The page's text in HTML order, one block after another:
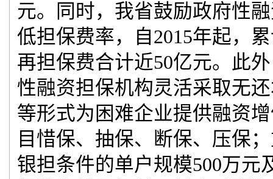
元。同时，我省鼓励政府性
低担保费率，自2015年起，
再担保费合计近50亿元。此
性融资担保机构灵活采取无
等形式为困难企业提供融资
目惜保、抽保、断保、压保
银担条件的单户规模500万元